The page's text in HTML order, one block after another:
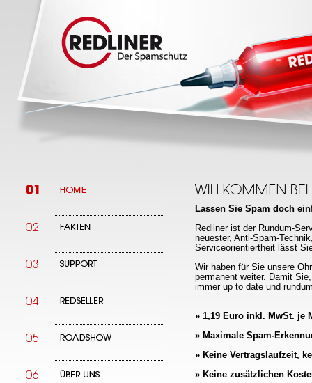
Lassen Sie Spam doch
Redliner ist der Rundum-
neuester, Anti-Spam-
Serviceorientiertheit lässt
Wir haben für Sie unsere
permanent weiter. Damit
immer up to date und
» 1,19 Euro inkl. MwSt. je
» Maximale Spam-
» Keine Vertragslaufzeit,
» Keine zusätzlichen